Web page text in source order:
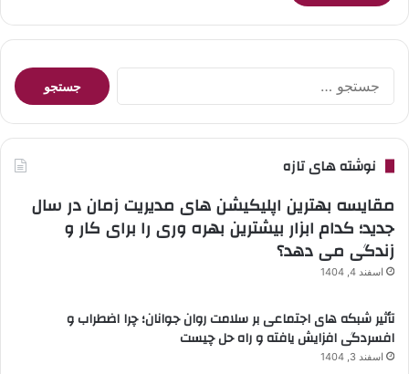
جستجو
برای:
نوشته های تازه
مقایسه بهترین اپلیکیشن های مدیریت زمان در سال
جدید؛ کدام ابزار بیشترین بهره وری را برای کار و
زندگی می دهد؟
اسفند 4, 1404
تأثیر شبکه های اجتماعی بر سلامت روان جوانان؛ چرا اضطراب و
افسردگی افزایش یافته و راه حل چیست
اسفند 3, 1404